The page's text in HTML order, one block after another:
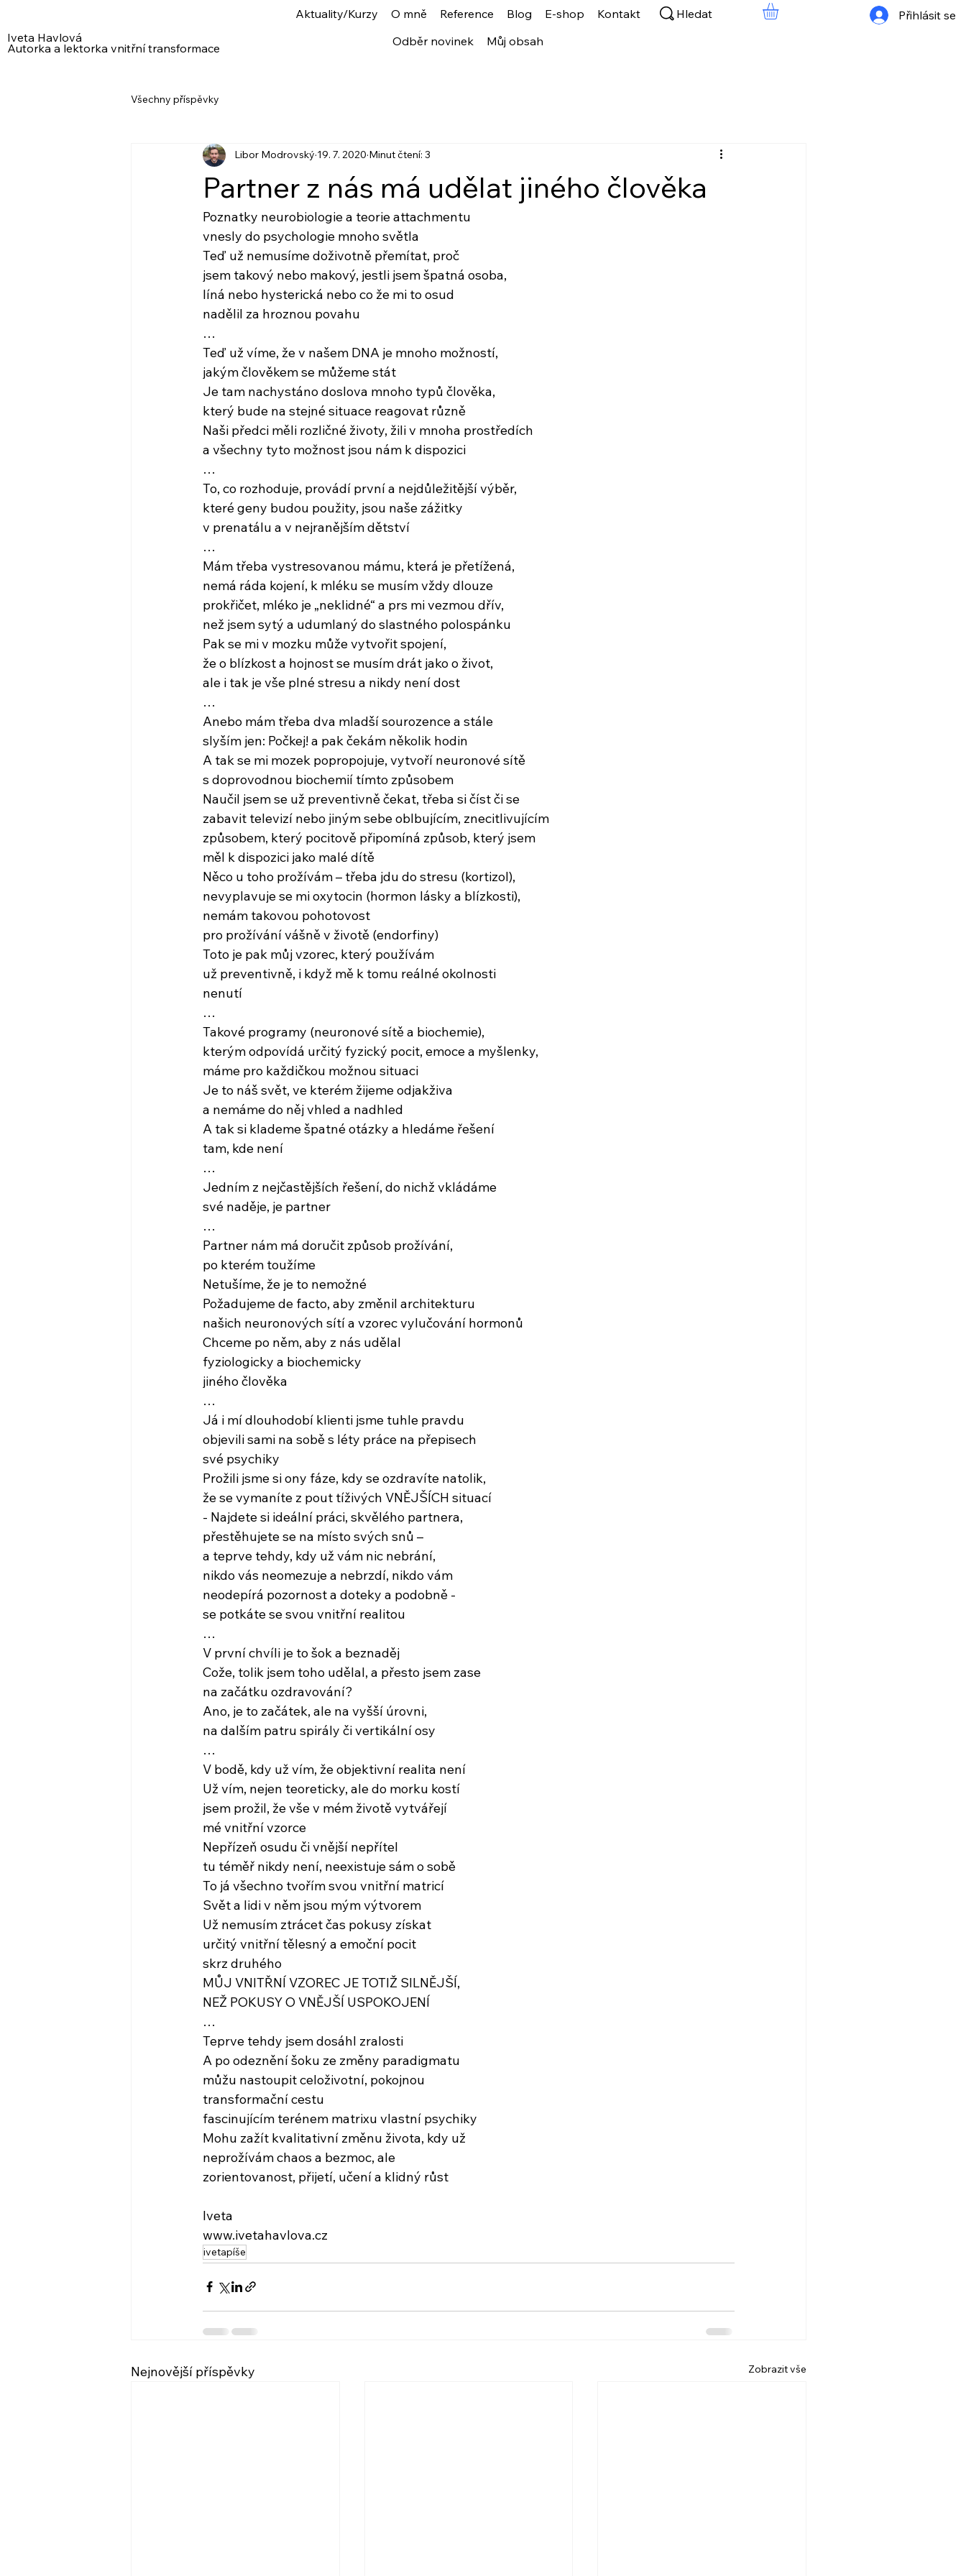
Iveta Havlová
Autorka a lektorka vnitřní transformace
Aktuality/Kurzy O mně Reference Blog E-shop
Kontakt
Odběr novinek
Můj obsah
Přihlásit se
Hledat
Všechny příspěvky
Partner z nás má udělat jiného člověka
Libor Modrovský 19. 7. 2020 Minut čtení: 3
Poznatky neurobiologie a teorie attachmentu
vnesly do psychologie mnoho světla
Teď už nemusíme doživotně přemítat, proč
jsem takový nebo makový, jestli jsem špatná osoba,
líná nebo hysterická nebo co že mi to osud
nadělil za hroznou povahu
…
Teď už víme, že v našem DNA je mnoho možností,
jakým člověkem se můžeme stát
Je tam nachystáno doslova mnoho typů člověka,
který bude na stejné situace reagovat různě
Naši předci měli rozličné životy, žili v mnoha prostředích
a všechny tyto možnost jsou nám k dispozici
…
To, co rozhoduje, provádí první a nejdůležitější výběr,
které geny budou použity, jsou naše zážitky
v prenatálu a v nejranějším dětství
…
Mám třeba vystresovanou mámu, která je přetížená,
nemá ráda kojení, k mléku se musím vždy dlouze
prokřičet, mléko je „neklidné“ a prs mi vezmou dřív,
než jsem sytý a udumlaný do slastného polospánku
Pak se mi v mozku může vytvořit spojení,
že o blízkost a hojnost se musím drát jako o život,
ale i tak je vše plné stresu a nikdy není dost
…
Anebo mám třeba dva mladší sourozence a stále
slyším jen: Počkej! a pak čekám několik hodin
A tak se mi mozek popropojuje, vytvoří neuronové sítě
s doprovodnou biochemií tímto způsobem
Naučil jsem se už preventivně čekat, třeba si číst či se
zabavit televizí nebo jiným sebe oblbujícím, znecitlivujícím
způsobem, který pocitově připomíná způsob, který jsem
měl k dispozici jako malé dítě
Něco u toho prožívám – třeba jdu do stresu (kortizol),
nevyplavuje se mi oxytocin (hormon lásky a blízkosti),
nemám takovou pohotovost
pro prožívání vášně v životě (endorfiny)
Toto je pak můj vzorec, který používám
už preventivně, i když mě k tomu reálné okolnosti
nenutí
…
Takové programy (neuronové sítě a biochemie),
kterým odpovídá určitý fyzický pocit, emoce a myšlenky,
máme pro každičkou možnou situaci
Je to náš svět, ve kterém žijeme odjakživa
a nemáme do něj vhled a nadhled
A tak si klademe špatné otázky a hledáme řešení
tam, kde není
…
Jedním z nejčastějších řešení, do nichž vkládáme
své naděje, je partner
…
Partner nám má doručit způsob prožívání,
po kterém toužíme
Netušíme, že je to nemožné
Požadujeme de facto, aby změnil architekturu
našich neuronových sítí a vzorec vylučování hormonů
Chceme po něm, aby z nás udělal
fyziologicky a biochemicky
jiného člověka
…
Já i mí dlouhodobí klienti jsme tuhle pravdu
objevili sami na sobě s léty práce na přepisech
své psychiky
Prožili jsme si ony fáze, kdy se ozdravíte natolik,
že se vymaníte z pout tíživých VNĚJŠÍCH situací
- Najdete si ideální práci, skvělého partnera,
přestěhujete se na místo svých snů –
a teprve tehdy, kdy už vám nic nebrání,
nikdo vás neomezuje a nebrzdí, nikdo vám
neodepírá pozornost a doteky a podobně -
se potkáte se svou vnitřní realitou
…
V první chvíli je to šok a beznaděj
Cože, tolik jsem toho udělal, a přesto jsem zase
na začátku ozdravování?
Ano, je to začátek, ale na vyšší úrovni,
na dalším patru spirály či vertikální osy
…
V bodě, kdy už vím, že objektivní realita není
Už vím, nejen teoreticky, ale do morku kostí
jsem prožil, že vše v mém životě vytvářejí
mé vnitřní vzorce
Nepřízeň osudu či vnější nepřítel
tu téměř nikdy není, neexistuje sám o sobě
To já všechno tvořím svou vnitřní matricí
Svět a lidi v něm jsou mým výtvorem
Už nemusím ztrácet čas pokusy získat
určitý vnitřní tělesný a emoční pocit
skrz druhého
MŮJ VNITŘNÍ VZOREC JE TOTIŽ SILNĚJŠÍ,
NEŽ POKUSY O VNĚJŠÍ USPOKOJENÍ
…
Teprve tehdy jsem dosáhl zralosti
A po odeznění šoku ze změny paradigmatu
můžu nastoupit celoživotní, pokojnou
transformační cestu
fascinujícím terénem matrixu vlastní psychiky
Mohu zažít kvalitativní změnu života, kdy už
neprožívám chaos a bezmoc, ale
zorientovanost, přijetí, učení a klidný růst
Iveta
www.ivetahavlova.cz
ivetapíše
Nejnovější příspěvky Zobrazit vše